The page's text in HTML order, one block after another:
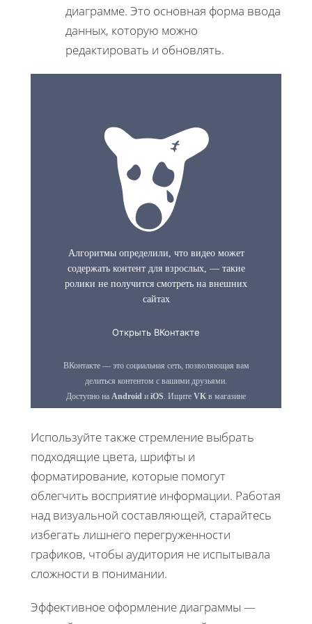
диаграмме. Это основная форма ввода
данных, которую можно
редактировать и обновлять.
Используйте также стремление выбрать
подходящие цвета, шрифты и
форматирование, которые помогут
облегчить восприятие информации. Работая
над визуальной составляющей, старайтесь
избегать лишнего перегруженности
графиков, чтобы аудитория не испытывала
сложности в понимании.
Эффективное оформление диаграммы —